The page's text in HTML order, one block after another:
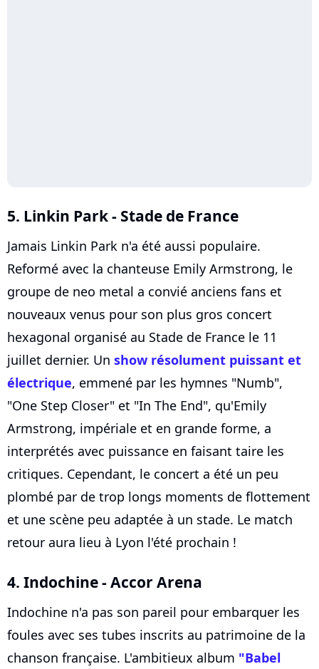
5. Linkin Park - Stade de France
Jamais Linkin Park n'a été aussi populaire.
Reformé avec la chanteuse Emily Armstrong, le
groupe de neo metal a convié anciens fans et
nouveaux venus pour son plus gros concert
hexagonal organisé au Stade de France le 11
juillet dernier. Un show résolument puissant et
électrique, emmené par les hymnes "Numb",
"One Step Closer" et "In The End", qu'Emily
Armstrong, impériale et en grande forme, a
interprétés avec puissance en faisant taire les
critiques. Cependant, le concert a été un peu
plombé par de trop longs moments de flottement
et une scène peu adaptée à un stade. Le match
retour aura lieu à Lyon l'été prochain !
4. Indochine - Accor Arena
Indochine n'a pas son pareil pour embarquer les
foules avec ses tubes inscrits au patrimoine de la
chanson française. L'ambitieux album "Babel